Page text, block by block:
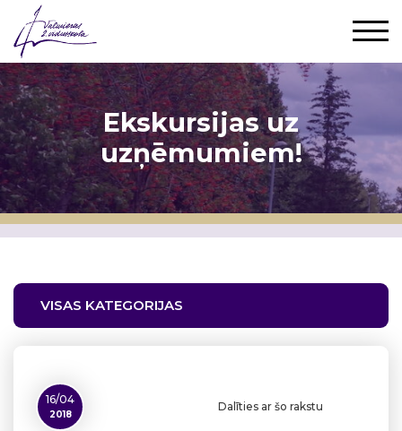
Ekskursijas uz
uzņēmumiem!
VISAS KATEGORIJAS
16/04
2018
Dalīties ar šo rakstu